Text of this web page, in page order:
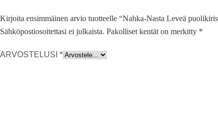
Kirjoita ensimmäinen arvio tuotteelle “Nahka-Nasta Leveä
Sähköpostiosoitettasi ei julkaista. Pakolliset kentät on merkitty *
ARVOSTELUSI *